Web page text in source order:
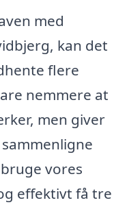
med
kan det
flere
nemmere at
men giver
vores
effektivt få tre